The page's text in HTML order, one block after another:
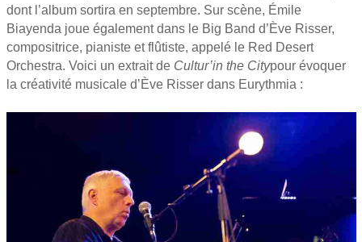
dont l’album sortira en septembre. Sur scène, Émile
Biayenda joue également dans le Big Band d’Ève Risser,
compositrice, pianiste et flûtiste, appelé le Red Desert
Orchestra. Voici un extrait de Cultur’in the Citypour évoquer
la créativité musicale d’Ève Risser dans Eurythmia :